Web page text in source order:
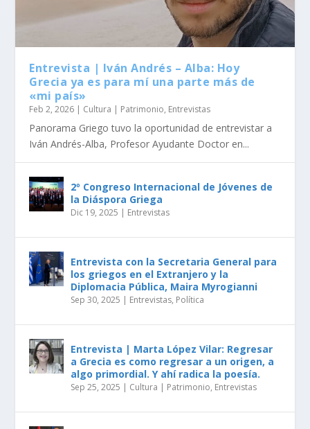
Entrevista | Iván Andrés – Alba: Hoy
Grecia ya es para mí una parte más de
«mi país»
Feb 2, 2026 | Cultura | Patrimonio, Entrevistas
Panorama Griego tuvo la oportunidad de entrevistar a
Iván Andrés-Alba, Profesor Ayudante Doctor en...
2º Congreso Internacional de Jóvenes de
la Diáspora Griega
Dic 19, 2025 | Entrevistas
Entrevista con la Secretaria General para
los griegos en el Extranjero y la
Diplomacia Pública, Maira Myrogianni
Sep 30, 2025 | Entrevistas, Política
Entrevista | Marta López Vilar: Regresar
a Grecia es como regresar a un origen, a
algo primordial. Y ahí radica la poesía.
Sep 25, 2025 | Cultura | Patrimonio, Entrevistas